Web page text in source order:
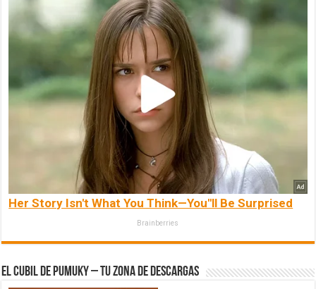
Her Story Isn't What You Think—You''ll Be Surprised
Brainberries
El Cubil de Pumuky – Tu zona de Descargas